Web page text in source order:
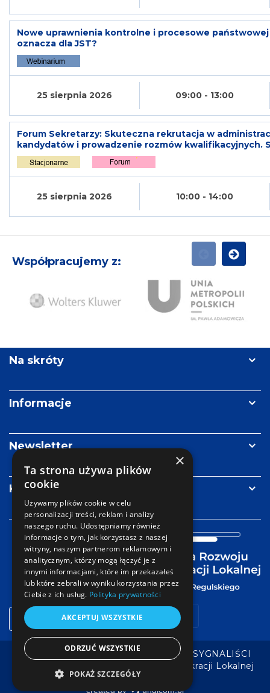
Nowe uprawnienia kontrolne i procesowe
oznacza dla JST?
25 sierpnia 2026 09:00 - 13:00
Forum Sekretarzy: Skuteczna rekrutacja w
kandydatów i prowadzenie rozmów kwalifikacyjnych.
25 sierpnia 2026 10:00 - 14:00
Współpracujemy z: POPRZEDNI
Adamowicza
Na skróty
Informacje
Newsletter
Kontakt
FacebookYouTubeLinkedIn
mail
Strefa
logowania
POLITYKA PRYWATNOŚCI RODO
SYGNALIŚCI
Copyright © Fundacja Rozwoju Demokracji Lokalnej
im. Jerzego Regulskiego
created by undicom.pl
×
Ta strona używa plików
cookie
Używamy plików cookie w celu
personalizacji treści, reklam i analizy
naszego ruchu. Udostępniamy również
informacje o tym, jak korzystasz z naszej
witryny, naszym partnerom reklamowym i
analitycznym, którzy mogą łączyć je z
innymi informacjami, które im przekazałeś
lub które zebrali w wyniku korzystania przez
Ciebie z ich usług. Polityka prywatności
AKCEPTUJ WSZYSTKIE
ODRZUĆ WSZYSTKIE
POKAŻ SZCZEGÓŁY